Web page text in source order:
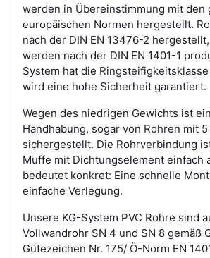
werden in Übereinstimmung mit den
europäischen Normen hergestellt.
nach der DIN EN 13476-2
werden nach der DIN EN 1401-1
System hat die
wird eine hohe Sicherheit garantiert.
Wegen des niedrigen Gewichts ist
Handhabung, sogar von Rohren mit 5
sichergestellt. Die Rohrverbindung
Muffe mit Dichtungselement einfach
bedeutet konkret: Eine schnelle
einfache Verlegung.
Unsere KG-System PVC Rohre sind
Vollwandrohr SN 4 und SN 8 gemäß
Gütezeichen Nr. 175/ Ö-Norm EN